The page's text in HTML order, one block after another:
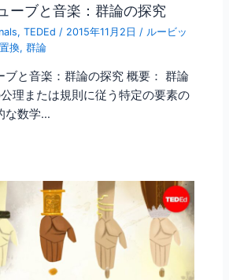
ーブと音楽：群論の探究
,TEDEd / 2015年11月2日 / ルービッ
置換,群論
ブと音楽：群論の探究 概要： 群論
理または規則に従う特定の要素の
な数学…